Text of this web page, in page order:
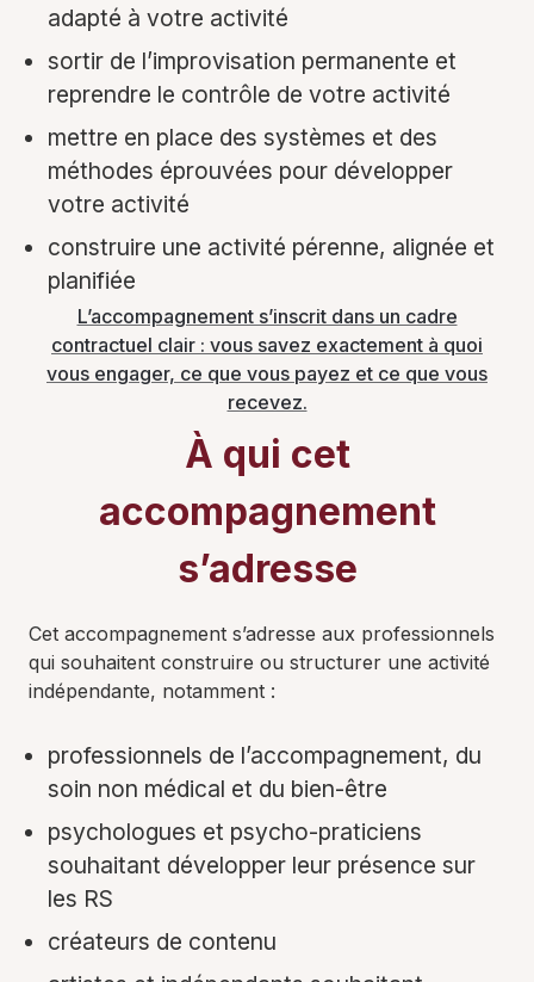
adapté à votre activité
sortir de l’improvisation permanente et
reprendre le contrôle de votre activité
mettre en place des systèmes et des
méthodes éprouvées pour développer
votre activité
construire une activité pérenne, alignée et
planifiée
L’accompagnement s’inscrit dans un cadre
contractuel clair : vous savez exactement à quoi
vous engager, ce que vous payez et ce que vous
recevez.
À qui cet
accompagnement
s’adresse
Cet accompagnement s’adresse aux professionnels
qui souhaitent construire ou structurer une activité
indépendante, notamment :
professionnels de l’accompagnement, du
soin non médical et du bien-être
psychologues et psycho-praticiens
souhaitant développer leur présence sur
les RS
créateurs de contenu